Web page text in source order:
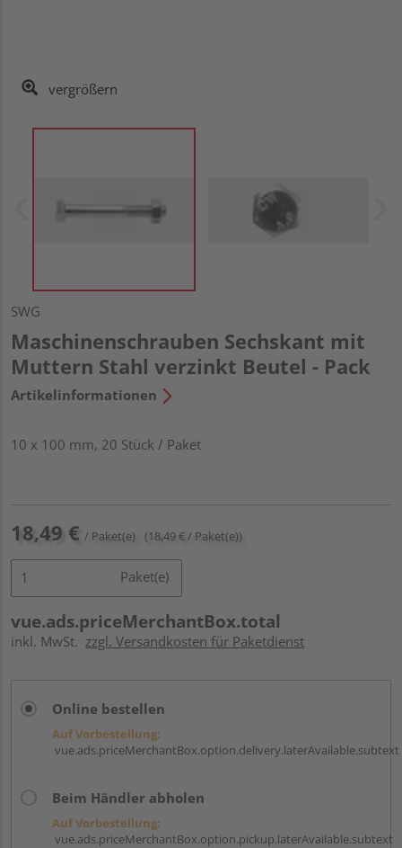
vergrößern
SWG
Maschinenschrauben Sechskant mit
Muttern Stahl verzinkt Beutel - Pack
Artikelinformationen
10 x 100 mm, 20 Stück / Paket
18,49 € / Paket(e) (18,49 € / Paket(e))
Paket(e)
vue.ads.priceMerchantBox.total
inkl. MwSt. zzgl. Versandkosten für Paketdienst
Online bestellen
Auf Vorbestellung:
vue.ads.priceMerchantBox.option.delivery.laterAvailable.subtext
Beim Händler abholen
Auf Vorbestellung:
vue.ads.priceMerchantBox.option.pickup.laterAvailable.subtext